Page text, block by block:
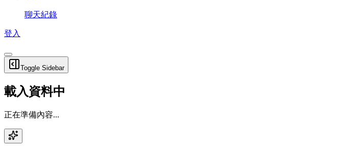
聊天紀錄
登入
Toggle Sidebar
載入資料中
正在準備內容...